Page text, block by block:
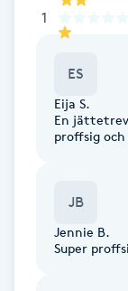
Brynplockning
Celluliter
Coachning
Color correction
1
ES
Eija S.
En
proffsig
JB
Jennie B.
Super